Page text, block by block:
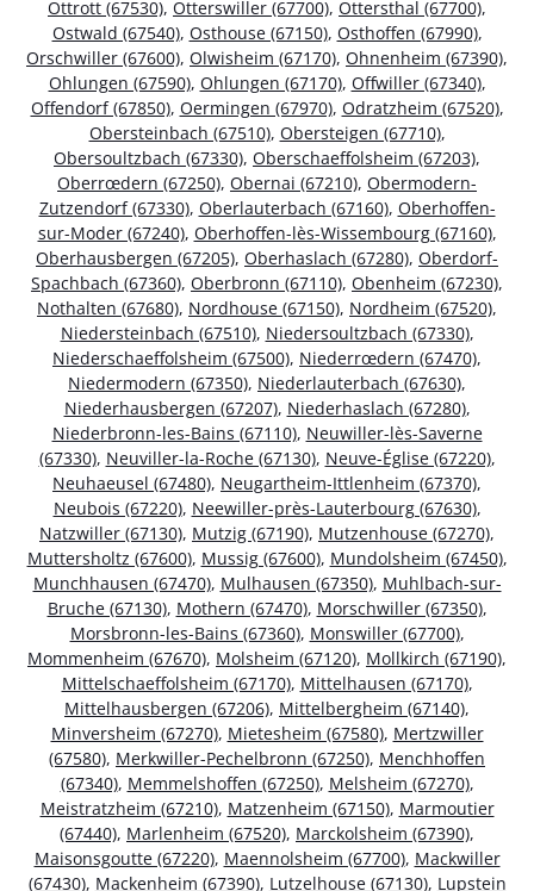
Ottrott (67530), Otterswiller (67700), Ottersthal (67700),
Ostwald (67540), Osthouse (67150), Osthoffen (67990),
Orschwiller (67600), Olwisheim (67170), Ohnenheim (67390),
Ohlungen (67590), Ohlungen (67170), Offwiller (67340),
Offendorf (67850), Oermingen (67970), Odratzheim (67520),
Obersteinbach (67510), Obersteigen (67710),
Obersoultzbach (67330), Oberschaeffolsheim (67203),
Oberrœdern (67250), Obernai (67210), Obermodern-
Zutzendorf (67330), Oberlauterbach (67160), Oberhoffen-
sur-Moder (67240), Oberhoffen-lès-Wissembourg (67160),
Oberhausbergen (67205), Oberhaslach (67280), Oberdorf-
Spachbach (67360), Oberbronn (67110), Obenheim (67230),
Nothalten (67680), Nordhouse (67150), Nordheim (67520),
Niedersteinbach (67510), Niedersoultzbach (67330),
Niederschaeffolsheim (67500), Niederrœdern (67470),
Niedermodern (67350), Niederlauterbach (67630),
Niederhausbergen (67207), Niederhaslach (67280),
Niederbronn-les-Bains (67110), Neuwiller-lès-Saverne
(67330), Neuviller-la-Roche (67130), Neuve-Église (67220),
Neuhaeusel (67480), Neugartheim-Ittlenheim (67370),
Neubois (67220), Neewiller-près-Lauterbourg (67630),
Natzwiller (67130), Mutzig (67190), Mutzenhouse (67270),
Muttersholtz (67600), Mussig (67600), Mundolsheim (67450),
Munchhausen (67470), Mulhausen (67350), Muhlbach-sur-
Bruche (67130), Mothern (67470), Morschwiller (67350),
Morsbronn-les-Bains (67360), Monswiller (67700),
Mommenheim (67670), Molsheim (67120), Mollkirch (67190),
Mittelschaeffolsheim (67170), Mittelhausen (67170),
Mittelhausbergen (67206), Mittelbergheim (67140),
Minversheim (67270), Mietesheim (67580), Mertzwiller
(67580), Merkwiller-Pechelbronn (67250), Menchhoffen
(67340), Memmelshoffen (67250), Melsheim (67270),
Meistratzheim (67210), Matzenheim (67150), Marmoutier
(67440), Marlenheim (67520), Marckolsheim (67390),
Maisonsgoutte (67220), Maennolsheim (67700), Mackwiller
(67430), Mackenheim (67390), Lutzelhouse (67130), Lupstein